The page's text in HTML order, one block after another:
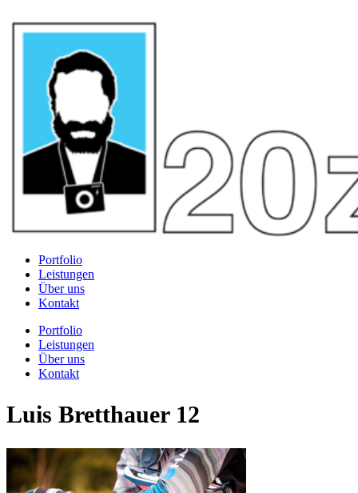
Portfolio
Leistungen
Über uns
Kontakt
Portfolio
Leistungen
Über uns
Kontakt
Luis Bretthauer 12